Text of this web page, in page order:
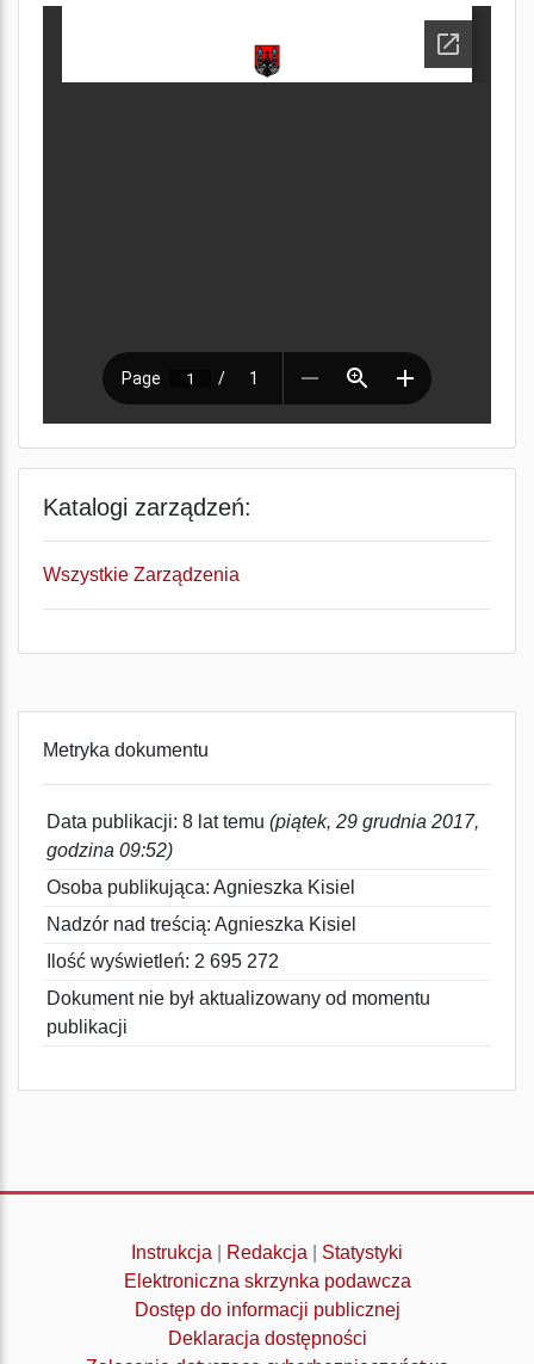
Katalogi zarządzeń:
Wszystkie Zarządzenia
Metryka dokumentu
Data publikacji: 8 lat temu (piątek, 29 grudnia 2017,
godzina 09:52)
Osoba publikująca: Agnieszka Kisiel
Nadzór nad treścią: Agnieszka Kisiel
Ilość wyświetleń: 2 695 272
Dokument nie był aktualizowany od momentu
publikacji
Instrukcja Redakcja
Statystyki
Elektroniczna skrzynka podawcza
Dostęp do informacji publicznej
Deklaracja dostępności